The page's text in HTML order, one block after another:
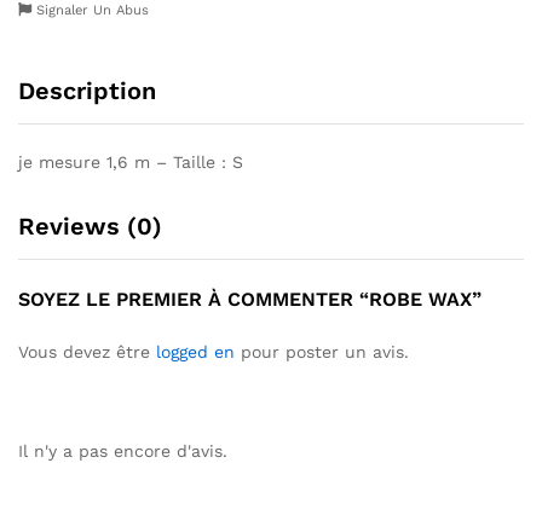
Signaler Un Abus
Description
je mesure 1,6 m – Taille : S
Reviews (0)
SOYEZ LE PREMIER À COMMENTER “ROBE WAX”
Vous devez être logged en pour poster un avis.
Il n'y a pas encore d'avis.